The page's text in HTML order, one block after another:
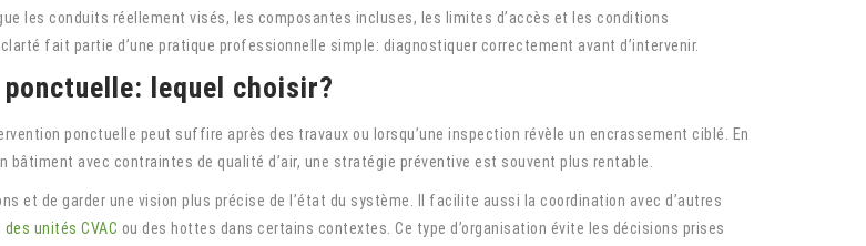
les conduits réellement visés, les composantes incluses, les limites d’accès et les conditions
fait partie d’une pratique professionnelle simple: diagnostiquer correctement avant d’intervenir.
lequel choisir?
ponctuelle peut suffire après des travaux ou lorsqu’une inspection révèle un encrassement ciblé. En
bâtiment avec contraintes de qualité d’air, une stratégie préventive est souvent plus rentable.
et de garder une vision plus précise de l’état du système. Il facilite aussi la coordination avec d’autres
des unités CVAC ou des hottes dans certains contextes. Ce type d’organisation évite les décisions prises